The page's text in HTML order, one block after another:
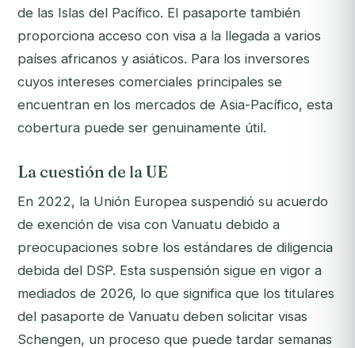
de las Islas del Pacífico. El pasaporte también
proporciona acceso con visa a la llegada a varios
países africanos y asiáticos. Para los inversores
cuyos intereses comerciales principales se
encuentran en los mercados de Asia-Pacífico, esta
cobertura puede ser genuinamente útil.
La cuestión de la UE
En 2022, la Unión Europea suspendió su acuerdo
de exención de visa con Vanuatu debido a
preocupaciones sobre los estándares de diligencia
debida del DSP. Esta suspensión sigue en vigor a
mediados de 2026, lo que significa que los titulares
del pasaporte de Vanuatu deben solicitar visas
Schengen, un proceso que puede tardar semanas